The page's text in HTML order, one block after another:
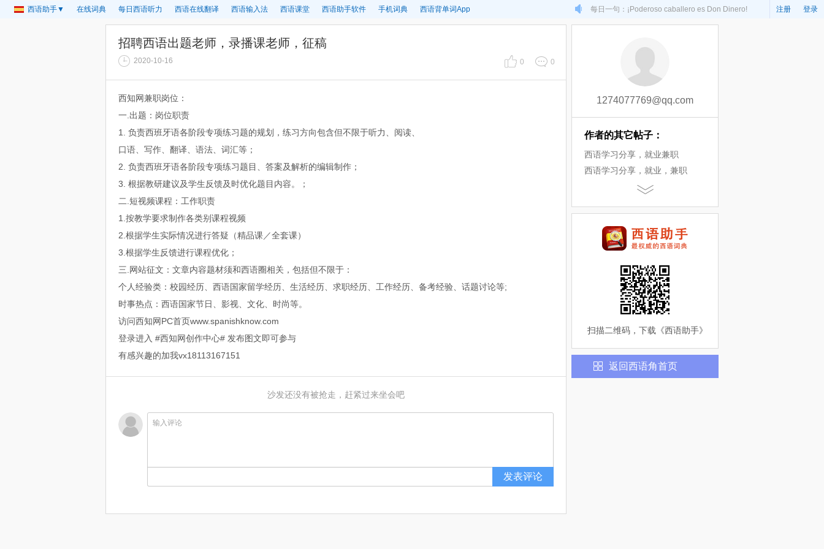
注册 登录
西语助手▼ 在线词典 每日西语听力 西语在线翻译 西语输入法 西语课堂 西语助手软件 手机词典 西语背单词App 每日一句：¡Poderoso caballero es Don Dinero!
招聘西语出题老师，录播课老师，征稿
2020-10-16 0 0
西知网兼职岗位：
一.出题：岗位职责
1. 负责西班牙语各阶段专项练习题的规划，练习方向包含但不限于听力、阅读、
口语、写作、翻译、语法、词汇等；
2. 负责西班牙语各阶段专项练习题目、答案及解析的编辑制作；
3. 根据教研建议及学生反馈及时优化题目内容。；
二.短视频课程：工作职责
1.按教学要求制作各类别课程视频
2.根据学生实际情况进行答疑（精品课／全套课）
3.根据学生反馈进行课程优化；
三.网站征文：文章内容题材须和西语圈相关，包括但不限于：
个人经验类：校园经历、西语国家留学经历、生活经历、求职经历、工作经历、备考经验、话题讨论等;
时事热点：西语国家节日、影视、文化、时尚等。
访问西知网PC首页www.spanishknow.com
登录进入 #西知网创作中心# 发布图文即可参与
有感兴趣的加我vx18113167151
沙发还没有被抢走，赶紧过来坐会吧
1274077769@qq.com
作者的其它帖子：
西语学习分享，就业兼职
西语学习分享，就业，兼职
西语学习分享，兼职，就业
师，征稿
扫描二维码，下载《西语助手》
返回西语角首页